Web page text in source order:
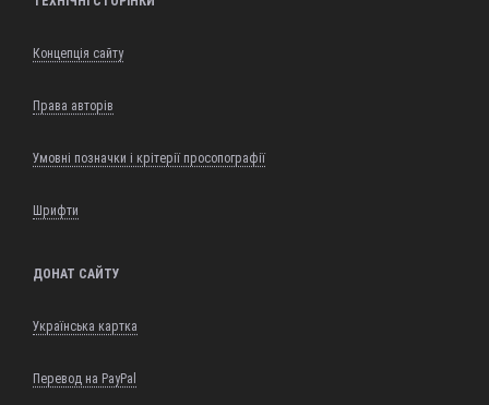
Концепція сайту
Права авторів
Умовні позначки і крітерії просопографії
Шрифти
ДОНАТ САЙТУ
Українська картка
Перевод на PayPal